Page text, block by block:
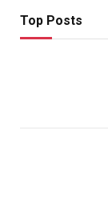
Top Posts